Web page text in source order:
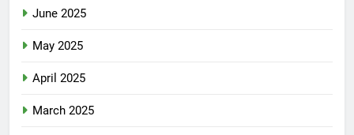
June 2025
May 2025
April 2025
March 2025